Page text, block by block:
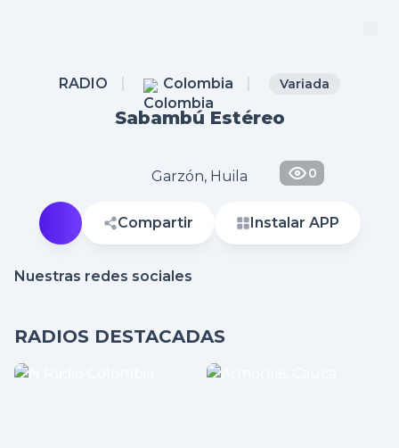
RADIO Colombia Variada
Sabambú Estéreo
0
Garzón, Huila
Compartir Instalar APP
Nuestras redes sociales
RADIOS DESTACADAS